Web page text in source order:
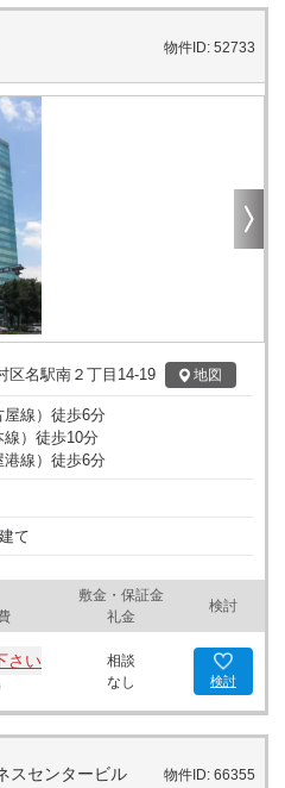
物件ID: 52733
区名駅南２丁目14-19 地図
屋線 ） 徒歩6分
線 ） 徒歩10分
港線） 徒歩6分
て
敷金・保証金
礼金
検討
さい
相談
なし
検討
スセンタービル 物件ID: 66355